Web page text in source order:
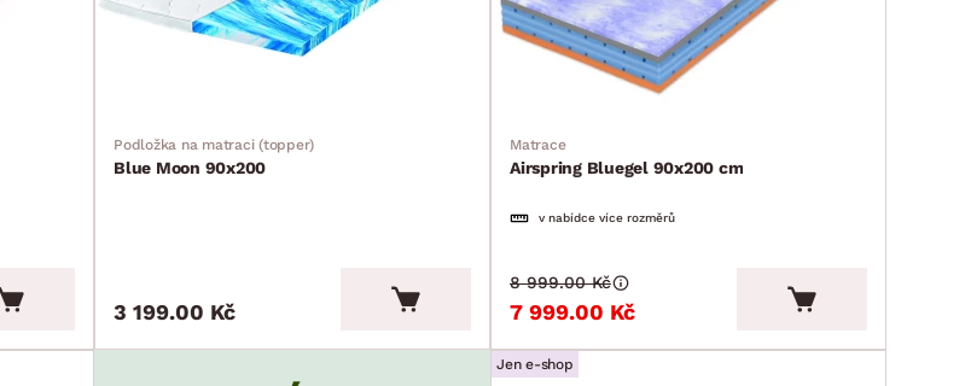
Podložka na matraci (topper)
Blue Moon 90x200
3 199.00 Kč
Matrace
Airspring Bluegel 90x200 cm
v nabídce více rozměrů
7 999.00 Kč
8 999.00 Kč
Jen e-shop